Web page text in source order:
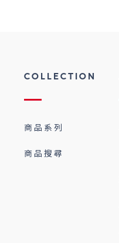
COLLECTION
商品系列
商品搜尋